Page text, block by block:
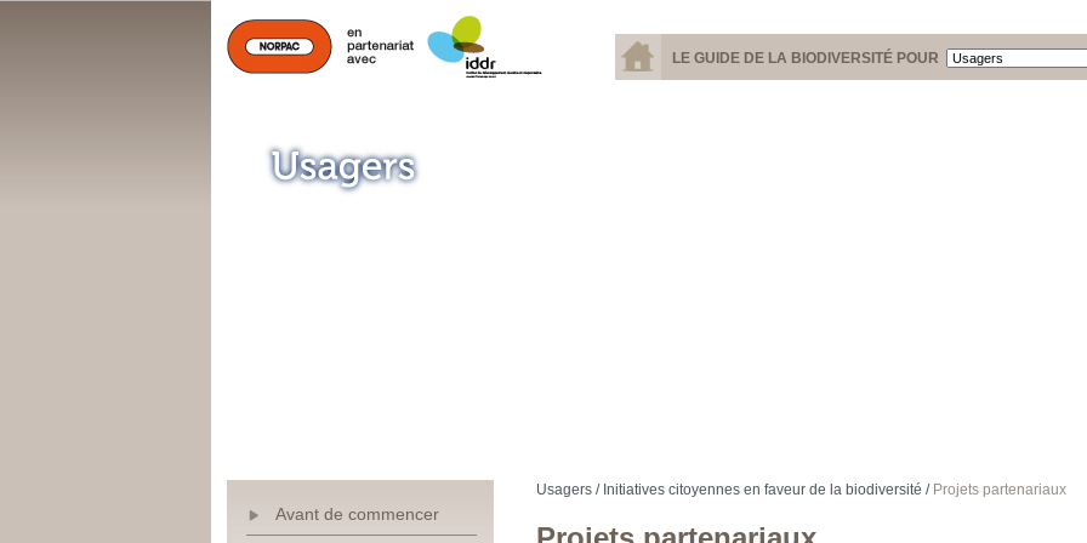
LE GUIDE DE LA BIODIVERSITÉ POUR
Avant de commencer
Usagers /Initiatives citoyennes en faveur de la biodiversité /Projets partenariaux